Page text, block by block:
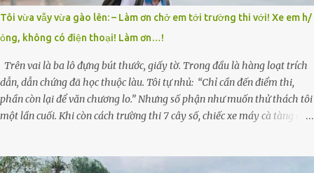
sau này như hoa mai nở giữa mùa đông. Nhưng hoa có đẹp mấy cũng
cần đất màu, mà nhà thì chỉ toàn đất sỏi đá và khốn khó. Năm đó, Trí
đỗ Đại học Bách Khoa Hà...
Tôi vừa vẫy vừa gào lên: – Làm ơn chở em tới trường thi với! Xe em h/
ỏng, không có điện thoại! Làm ơn…!
Trên vai là ba lô đựng bút thước, giấy tờ. Trong đầu là hàng loạt trích
dẫn, dẫn chứng đã học thuộc làu. Tôi tự nhủ: “Chỉ cần đến điểm thi,
phần còn lại để văn chương lo.” Nhưng số phận như muốn thử thách tôi
một lần cuối. Khi còn cách trường thi 7 cây số, chiếc xe máy cà tàng của
sáng nay quên mang theo! Giữa con đường thưa thớt người qua lại, tôi